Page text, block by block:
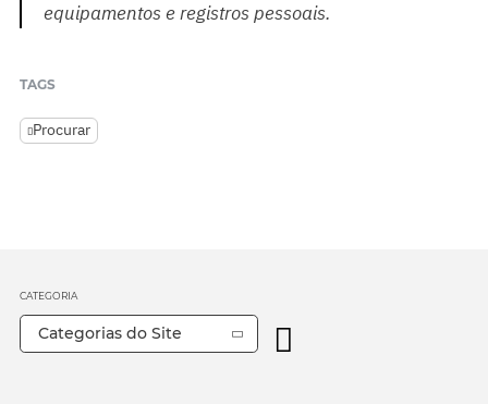
equipamentos e registros pessoais.
TAGS
Procurar
CATEGORIA
Categorias do Site